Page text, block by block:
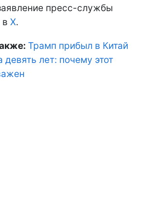
пресс-службы
в X.
Трамп прибыл в Китай
девять лет: почему этот